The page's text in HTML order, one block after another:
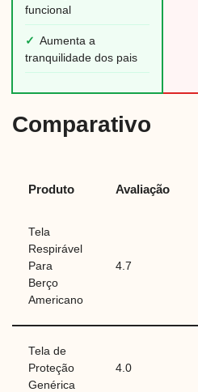
funcional
✓ Aumenta a
tranquilidade dos pais
Comparativo
Produto Avaliação
Tela
Respirável
Para
Berço
Americano
4.7
Tela de
Proteção
Genérica
4.0